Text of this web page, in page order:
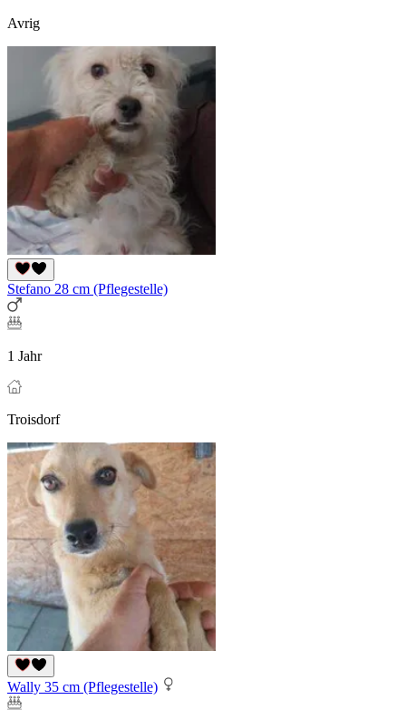
Avrig
Stefano 28 cm (Pflegestelle)
1 Jahr
Troisdorf
Wally 35 cm (Pflegestelle)